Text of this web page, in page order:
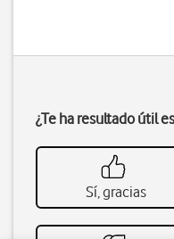
¿Te ha resultado útil
Sí, gracias